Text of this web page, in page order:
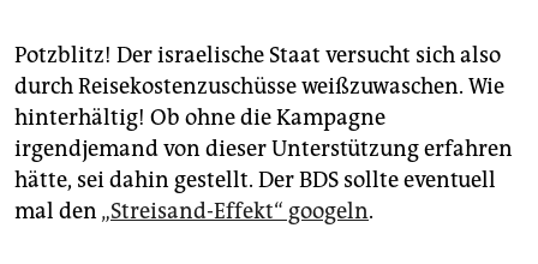
Potzblitz! Der israelische Staat versucht sich also
durch Reisekostenzuschüsse weißzuwaschen. Wie
hinterhältig! Ob ohne die Kampagne
irgendjemand von dieser Unterstützung erfahren
hätte, sei dahin gestellt. Der BDS sollte eventuell
mal den „Streisand-Effekt“ googeln.